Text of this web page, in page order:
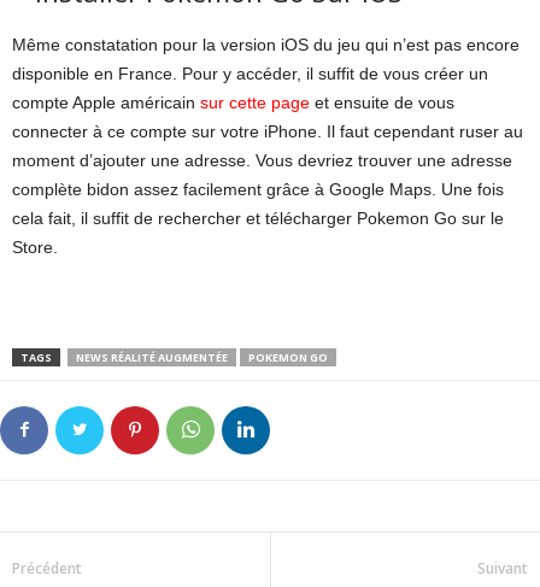
Même constatation pour la version iOS du jeu qui n’est pas encore
disponible en France. Pour y accéder, il suffit de vous créer un
compte Apple américain sur cette page et ensuite de vous
connecter à ce compte sur votre iPhone. Il faut cependant ruser au
moment d’ajouter une adresse. Vous devriez trouver une adresse
complète bidon assez facilement grâce à Google Maps. Une fois
cela fait, il suffit de rechercher et télécharger Pokemon Go sur le
Store.
TAGS NEWS RÉALITÉ AUGMENTÉE POKEMON GO
Précédent Suivant